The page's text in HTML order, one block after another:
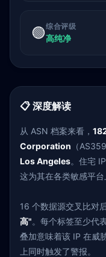
🟢综合评级
高纯净
📋 深度解读
从 ASN 档案来看，
Corporation （
Los Angeles。住宅
这为其在各类敏感平台
16 个数据源交叉比对
高"。每个标签至少代
叠加意味着该 IP 在威
上同时触发了警报。